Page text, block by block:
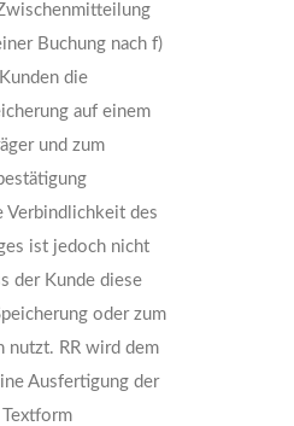
Buchung nach f)
die
auf einem
und zum
Verbindlichkeit des
ist jedoch nicht
der Kunde diese
oder zum
nutzt. RR wird dem
Ausfertigung der